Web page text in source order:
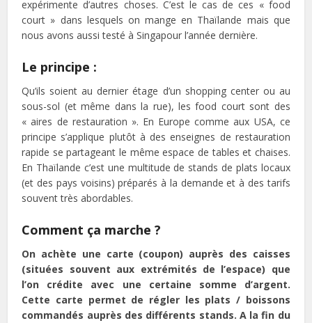
expérimente d’autres choses. C’est le cas de ces « food
court » dans lesquels on mange en Thaïlande mais que
nous avons aussi testé à Singapour l’année dernière.
Le principe :
Qu’ils soient au dernier étage d’un shopping center ou au
sous-sol (et même dans la rue), les food court sont des
« aires de restauration ». En Europe comme aux USA, ce
principe s’applique plutôt à des enseignes de restauration
rapide se partageant le même espace de tables et chaises.
En Thaïlande c’est une multitude de stands de plats locaux
(et des pays voisins) préparés à la demande et à des tarifs
souvent très abordables.
Comment ça marche ?
On achète une carte (coupon) auprès des caisses
(situées souvent aux extrémités de l’espace) que
l’on crédite avec une certaine somme d’argent.
Cette carte permet de régler les plats / boissons
commandés auprès des différents stands. A la fin du